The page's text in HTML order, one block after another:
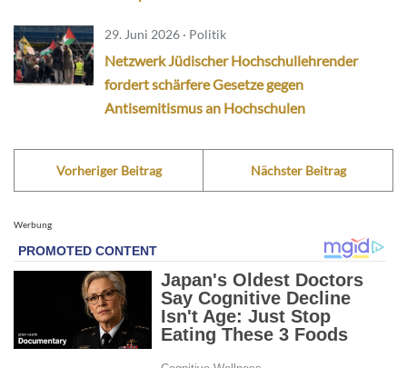
29. Juni 2026 · Politik
Netzwerk Jüdischer Hochschullehrender
fordert schärfere Gesetze gegen
Antisemitismus an Hochschulen
Vorheriger Beitrag Nächster Beitrag
Werbung